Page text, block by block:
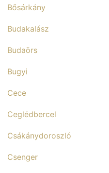
Bősárkány
Budakalász
Budaörs
Bugyi
Cece
Ceglédbercel
Csákánydoroszló
Csenger